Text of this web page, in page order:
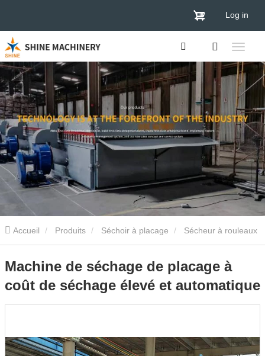
Log in
Accueil Produits Séchoir à placage Sécheur à rouleaux
de placage
élevé et automatique
Machine de séchage de placage à
coût de séchage élevé et automatique